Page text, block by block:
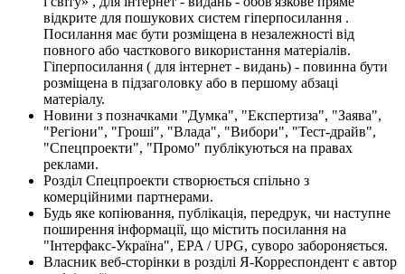
відкрите для пошукових систем гіперпосилання .
Посилання має бути розміщена в незалежності від
повного або часткового використання матеріалів.
Гіперпосилання ( для інтернет - видань) - повинна бути
розміщена в підзаголовку або в першому абзаці
матеріалу.
Новини з позначками "Думка", "Експертиза", "Заява",
"Регіони", "Гроші", "Влада", "Вибори", "Тест-драйв",
"Спецпроекти", "Промо" публікуються на правах
реклами.
Розділ Спецпроекти створюється спільно з
комерційними партнерами.
Будь яке копіювання, публікація, передрук, чи наступне
поширення інформації, що містить посилання на
"Інтерфакс-Україна", EPA / UPG, суворо забороняється.
Власник веб-сторінки в розділі Я-Корреспондент є автор